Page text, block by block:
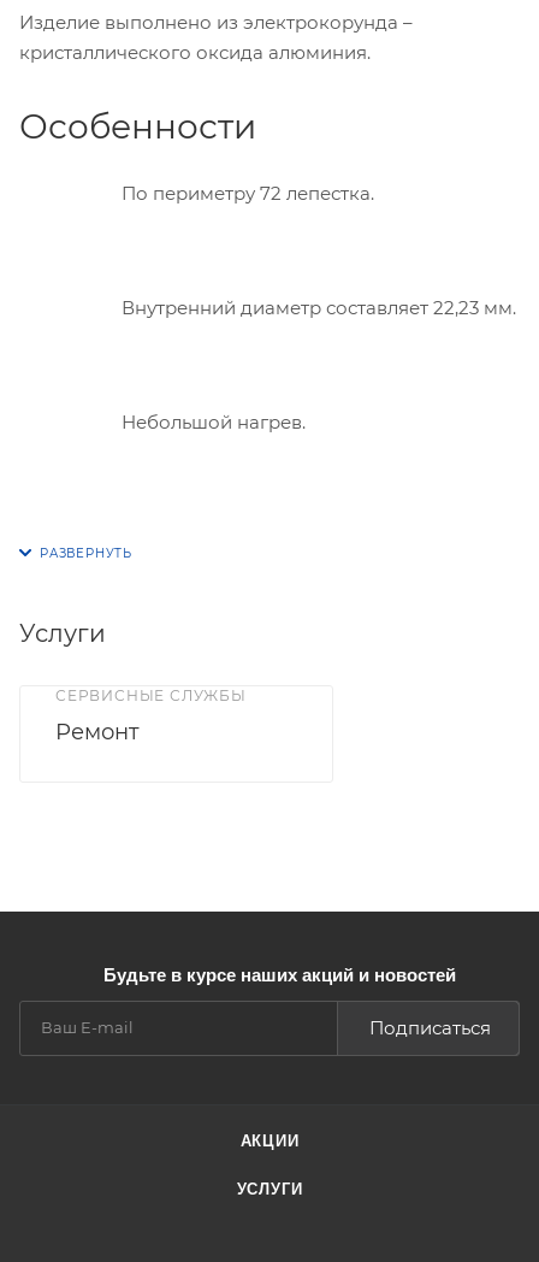
Изделие выполнено из электрокорунда –
кристаллического оксида алюминия.
Особенности
По периметру 72 лепестка.
Внутренний диаметр составляет 22,23 мм.
Небольшой нагрев.
Услуги
СЕРВИСНЫЕ СЛУЖБЫ
Ремонт
Будьте в курсе наших акций и новостей
Подписаться
АКЦИИ
УСЛУГИ